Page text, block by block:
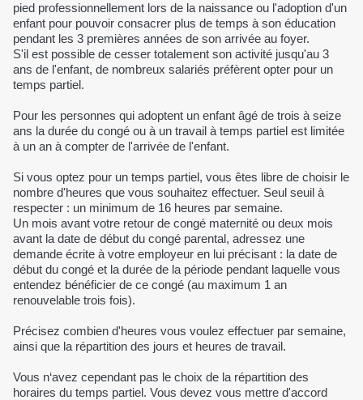
pied professionnellement lors de la naissance ou l'adoption d'un
enfant pour pouvoir consacrer plus de temps à son éducation
pendant les 3 premières années de son arrivée au foyer.
S'il est possible de cesser totalement son activité jusqu'au 3
ans de l'enfant, de nombreux salariés préfèrent opter pour un
temps partiel.
Pour les personnes qui adoptent un enfant âgé de trois à seize
ans la durée du congé ou à un travail à temps partiel est limitée
à un an à compter de l'arrivée de l'enfant.
Si vous optez pour un temps partiel, vous êtes libre de choisir le
nombre d'heures que vous souhaitez effectuer. Seul seuil à
respecter : un minimum de 16 heures par semaine.
Un mois avant votre retour de congé maternité ou deux mois
avant la date de début du congé parental, adressez une
demande écrite à votre employeur en lui précisant : la date de
début du congé et la durée de la période pendant laquelle vous
entendez bénéficier de ce congé (au maximum 1 an
renouvelable trois fois).
Précisez combien d'heures vous voulez effectuer par semaine,
ainsi que la répartition des jours et heures de travail.
Vous n‘avez cependant pas le choix de la répartition des
horaires du temps partiel. Vous devez vous mettre d'accord